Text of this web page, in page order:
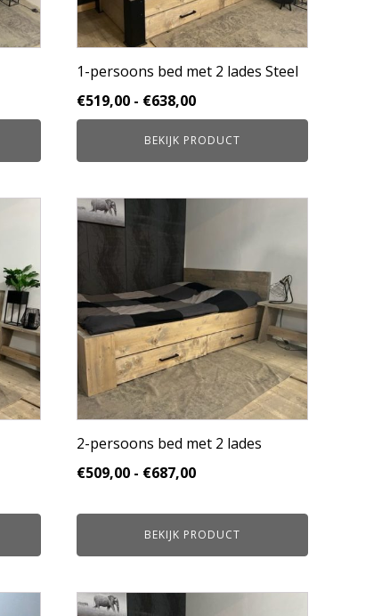
1-persoons bed met 2 lades Steel
€519,00 - €638,00Prijsklasse:
€519,00
tot
€638,00
BEKIJK PRODUCT
worden
op
de
productpagina
2-persoons bed met 2 lades
€509,00 - €687,00Prijsklasse:
tot
€687,00
BEKIJK PRODUCT
Dit
product
Deze
optie
kan
gekozen
worden
op
de
productpagina
Dit